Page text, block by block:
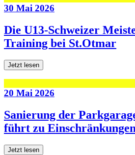
30 Mai 2026
Die U13-Schweizer
Training bei St.Otmar
Jetzt lesen
20 Mai 2026
Sanierung der
führt zu
Jetzt lesen